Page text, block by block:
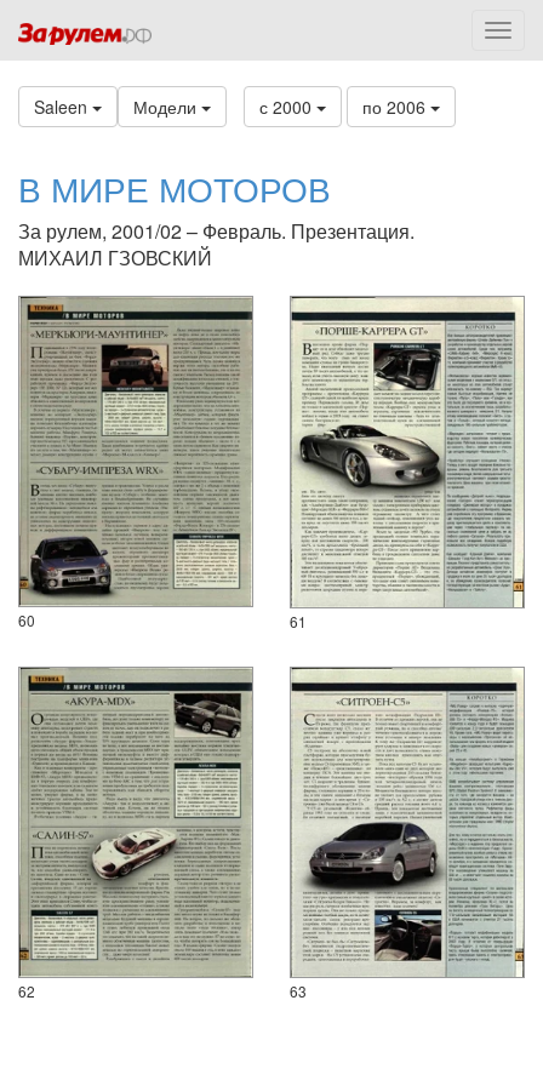
Saleen Модели с 2000 по 2006
В МИРЕ МОТОРОВ
За рулем, 2001/02 – Февраль. Презентация.
МИХАИЛ ГЗОВСКИЙ
60 61
62 63